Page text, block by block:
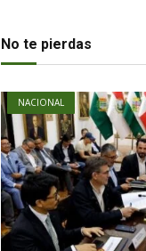
No te pierdas
NACIONAL